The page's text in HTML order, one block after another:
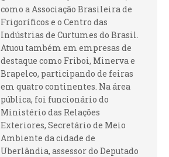
como a Associação Brasileira de
Frigoríficos e o Centro das
Indústrias de Curtumes do Brasil.
Atuou também em empresas de
destaque como Friboi, Minerva e
Brapelco, participando de feiras
em quatro continentes. Na área
pública, foi funcionário do
Ministério das Relações
Exteriores, Secretário de Meio
Ambiente da cidade de
Uberlândia, assessor do Deputado